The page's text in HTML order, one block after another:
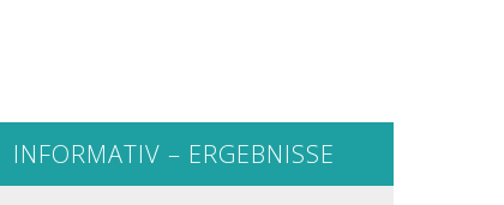
INFORMATIV – ERGEBNISSE